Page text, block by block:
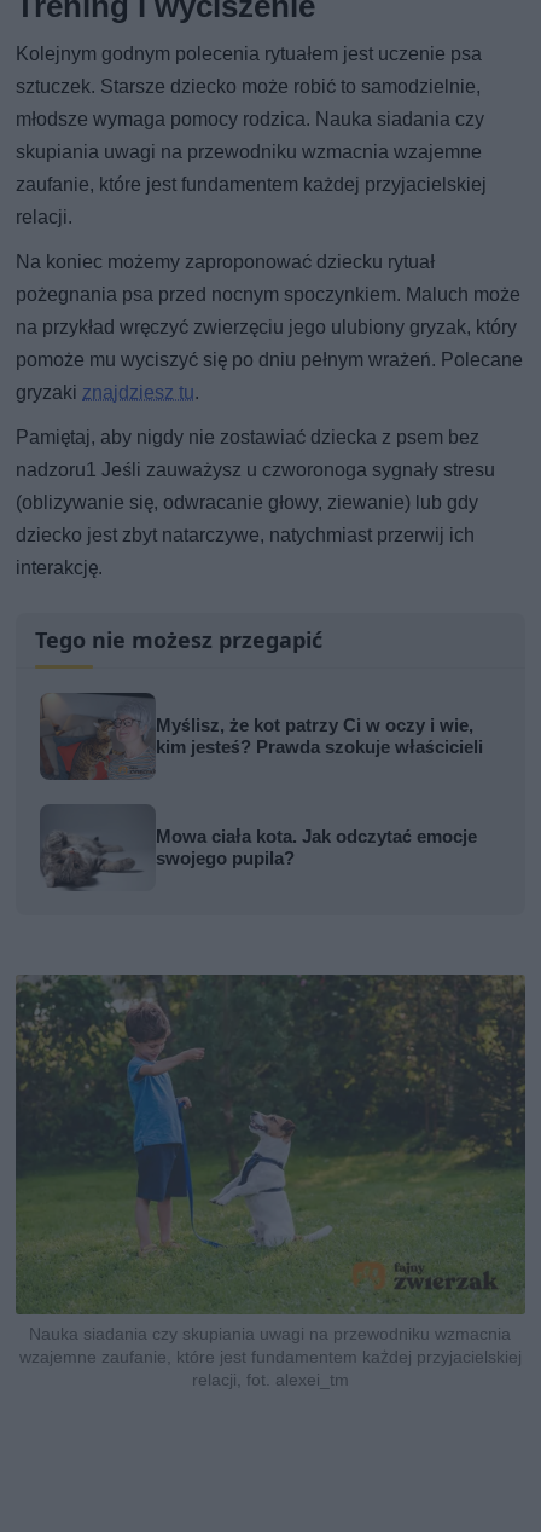
Kolejnym godnym polecenia rytuałem jest uczenie psa
sztuczek. Starsze dziecko może robić to samodzielnie,
młodsze wymaga pomocy rodzica. Nauka siadania czy
skupiania uwagi na przewodniku wzmacnia wzajemne
zaufanie, które jest fundamentem każdej przyjacielskiej
relacji.
Na koniec możemy zaproponować dziecku rytuał
pożegnania psa przed nocnym spoczynkiem. Maluch może
na przykład wręczyć zwierzęciu jego ulubiony gryzak, który
pomoże mu wyciszyć się po dniu pełnym wrażeń. Polecane
gryzaki znajdziesz tu.
Pamiętaj, aby nigdy nie zostawiać dziecka z psem bez
nadzoru1 Jeśli zauważysz u czworonoga sygnały stresu
(oblizywanie się, odwracanie głowy, ziewanie) lub gdy
dziecko jest zbyt natarczywe, natychmiast przerwij ich
interakcję.
Tego nie możesz przegapić
Myślisz, że kot patrzy Ci w oczy i wie,
kim jesteś? Prawda szokuje właścicieli
Mowa ciała kota. Jak odczytać emocje
swojego pupila?
Nauka siadania czy skupiania uwagi na przewodniku wzmacnia
wzajemne zaufanie, które jest fundamentem każdej przyjacielskiej
relacji, fot. alexei_tm